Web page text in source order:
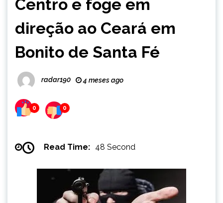
Centro e foge em
direção ao Ceará em
Bonito de Santa Fé
radar190 4 meses ago
0 0
Read Time: 48 Second